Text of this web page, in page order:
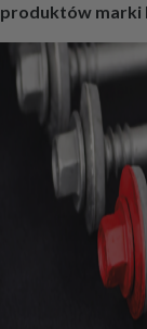
produktów marki